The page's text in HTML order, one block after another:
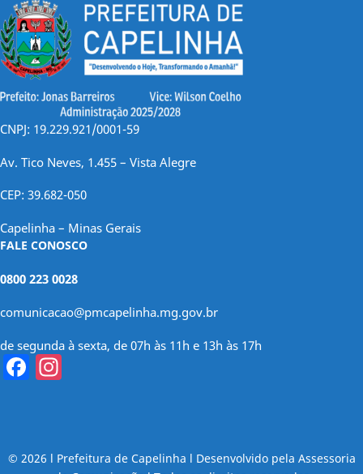
CNPJ: 19.229.921/0001-59
Av. Tico Neves, 1.455 – Vista Alegre
CEP: 39.682-050
Capelinha – Minas Gerais
FALE CONOSCO
0800 223 0028
comunicacao@pmcapelinha.mg.gov.br
de segunda à sexta, de 07h às 11h e 13h às 17h
Facebook
© 2026 l Prefeitura de Capelinha l Desenvolvido pela Assessoria